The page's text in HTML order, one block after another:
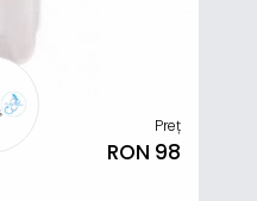
Preț
RON 98